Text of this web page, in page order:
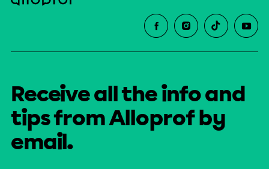
Receive all the info and
tips from Alloprof by
email.